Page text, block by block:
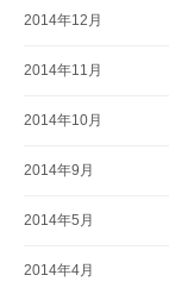
2014年12月
2014年11月
2014年10月
2014年9月
2014年5月
2014年4月